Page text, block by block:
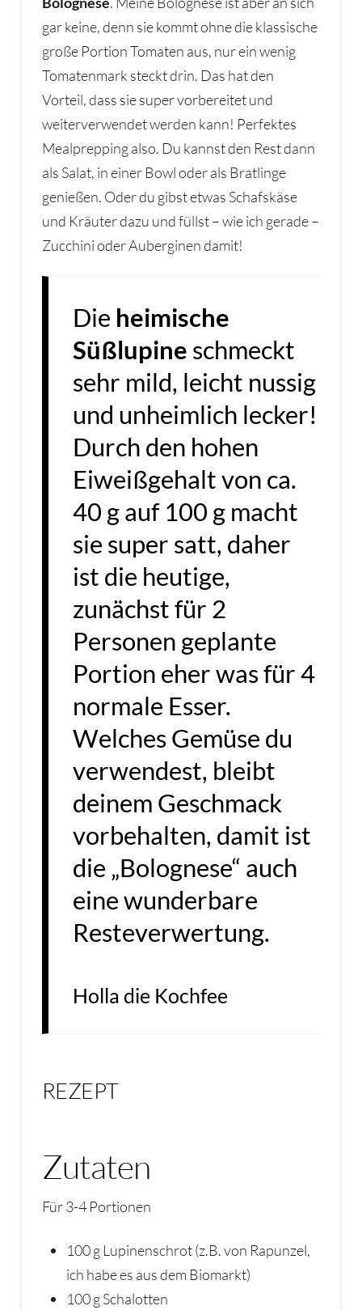
gar keine, denn sie kommt ohne die klassische
große Portion Tomaten aus, nur ein wenig
Tomatenmark steckt drin. Das hat den
Vorteil, dass sie super vorbereitet und
weiterverwendet werden kann! Perfektes
Mealprepping also. Du kannst den Rest dann
als Salat, in einer Bowl oder als Bratlinge
genießen. Oder du gibst etwas Schafskäse
und Kräuter dazu und füllst – wie ich gerade –
Zucchini oder Auberginen damit!
Die heimische
Süßlupine schmeckt
sehr mild, leicht nussig
und unheimlich lecker!
Durch den hohen
Eiweißgehalt von ca.
40 g auf 100 g macht
sie super satt, daher
ist die heutige,
zunächst für 2
Personen geplante
Portion eher was für 4
normale Esser.
Welches Gemüse du
verwendest, bleibt
deinem Geschmack
vorbehalten, damit ist
die „Bolognese“ auch
eine wunderbare
Resteverwertung.
Holla die Kochfee
REZEPT
Zutaten
Für 3-4 Portionen
100 g Lupinenschrot (z.B. von Rapunzel,
ich habe es aus dem Biomarkt)
100 g Schalotten